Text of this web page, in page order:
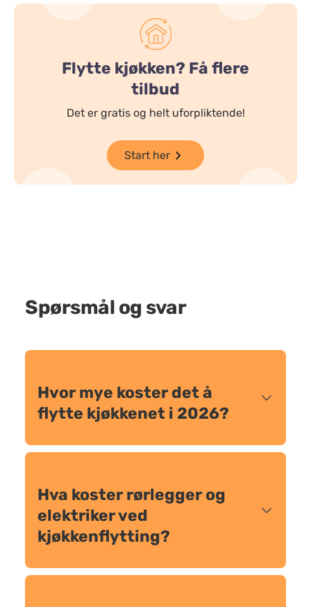
Flytte kjøkken? Få flere
tilbud
Det er gratis og helt uforpliktende!
Start her
Spørsmål og svar
Hvor mye koster det å
flytte kjøkkenet i 2026?
Hva koster rørlegger og
elektriker ved
kjøkkenflytting?